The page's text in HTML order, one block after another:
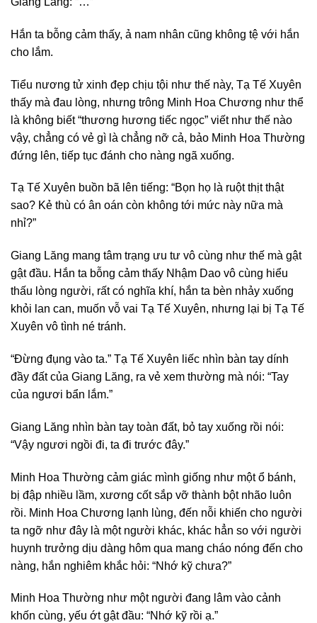
Hắn ta bỗng cảm thấy, ả nam nhân cũng không tệ với hắn
cho lắm.
Tiểu nương tử xinh đẹp chịu tội như thế này, Tạ Tế Xuyên
thấy mà đau lòng, nhưng trông Minh Hoa Chương như thể
là không biết “thương hương tiếc ngọc” viết như thế nào
vậy, chẳng có vẻ gì là chẳng nỡ cả, bảo Minh Hoa Thường
đứng lên, tiếp tục đánh cho nàng ngã xuống.
Tạ Tế Xuyên buồn bã lên tiếng: “Bọn họ là ruột thịt thật
sao? Kẻ thù có ân oán còn không tới mức này nữa mà
nhỉ?”
Giang Lăng mang tâm trạng ưu tư vô cùng như thế mà gật
gật đầu. Hắn ta bỗng cảm thấy Nhậm Dao vô cùng hiểu
thấu lòng người, rất có nghĩa khí, hắn ta bèn nhảy xuống
khỏi lan can, muốn vỗ vai Tạ Tế Xuyên, nhưng lại bị Tạ Tế
Xuyên vô tình né tránh.
“Đừng đụng vào ta.” Tạ Tế Xuyên liếc nhìn bàn tay dính
đầy đất của Giang Lăng, ra vẻ xem thường mà nói: “Tay
của ngươi bẩn lắm.”
Giang Lăng nhìn bàn tay toàn đất, bỏ tay xuống rồi nói:
“Vậy ngươi ngồi đi, ta đi trước đây.”
Minh Hoa Thường cảm giác mình giống như một ổ bánh,
bị đập nhiều lầm, xương cốt sắp vỡ thành bột nhão luôn
rồi. Minh Hoa Chương lạnh lùng, đến nỗi khiến cho người
ta ngỡ như đây là một người khác, khác hẳn so với người
huynh trưởng dịu dàng hôm qua mang cháo nóng đến cho
nàng, hắn nghiêm khắc hỏi: “Nhớ kỹ chưa?”
Minh Hoa Thường như một người đang lâm vào cảnh
khốn cùng, yếu ớt gật đầu: “Nhớ kỹ rồi ạ.”